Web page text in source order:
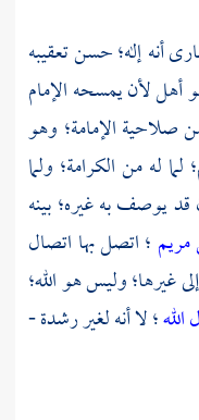
أنه إله؛ حسن تعقيبه
أهل لأن يمسحه الإمام
صلاحية الإمامة؛ وهو
له من الكرامة؛ ولما
يوصف به غيره؛ بينه
مريم ؛ اتصل بها اتصال
غيرها؛ وليس هو الله؛
؛ لا أنه لغير رشدة -